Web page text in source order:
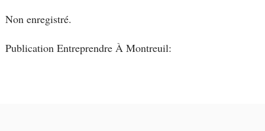
Non enregistré.
Publication Entreprendre À Montreuil: